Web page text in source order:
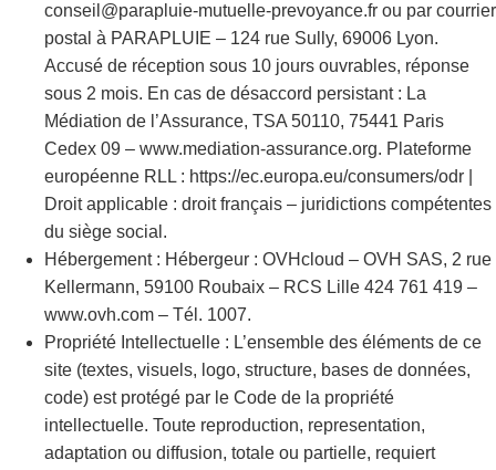
conseil@parapluie-mutuelle-prevoyance.fr ou par courrier
postal à PARAPLUIE – 124 rue Sully, 69006 Lyon.
Accusé de réception sous 10 jours ouvrables, réponse
sous 2 mois. En cas de désaccord persistant : La
Médiation de l’Assurance, TSA 50110, 75441 Paris
Cedex 09 – www.mediation-assurance.org. Plateforme
européenne RLL : https://ec.europa.eu/consumers/odr |
Droit applicable : droit français – juridictions compétentes
du siège social.
Hébergement : Hébergeur : OVHcloud – OVH SAS, 2 rue
Kellermann, 59100 Roubaix – RCS Lille 424 761 419 –
www.ovh.com – Tél. 1007.
Propriété Intellectuelle : L’ensemble des éléments de ce
site (textes, visuels, logo, structure, bases de données,
code) est protégé par le Code de la propriété
intellectuelle. Toute reproduction, representation,
adaptation ou diffusion, totale ou partielle, requiert